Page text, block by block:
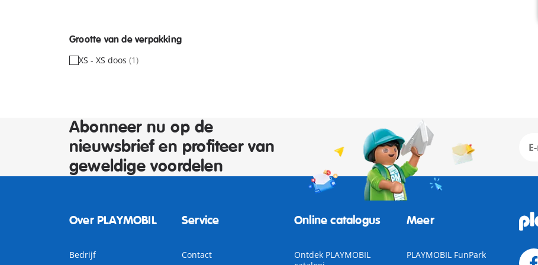
Grootte van de verpakking
XS - XS doos (1)
Abonneer nu op de
nieuwsbrief en profiteer van
geweldige voordelen
Over PLAYMOBIL
Bedrijf
Service
Contact
Online catalogus
Ontdek PLAYMOBIL
Meer
PLAYMOBIL FunPark